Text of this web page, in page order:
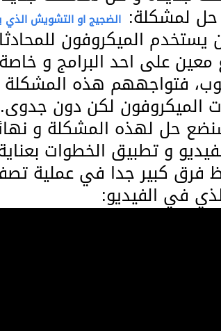
لمشكلة: الضجيج او التشويش الذي
الميكروفون
معين على احد البرامج و
فتواجههم هذه المشكلة
الميكروفون لكن دون جدوى.
حل لهذه المشكلة و
و تطبيق الخطوات
فرق كبير جدا في عملية
في الفيديو: